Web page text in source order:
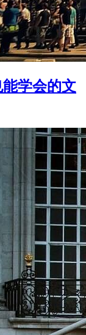
学会的文